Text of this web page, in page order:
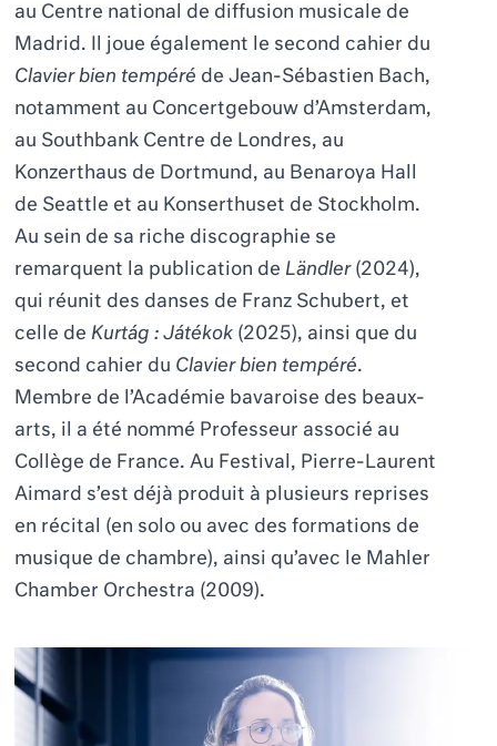
au Centre national de diffusion musicale de
Madrid. Il joue également le second cahier du
Clavier bien tempéré de Jean-Sébastien Bach,
notamment au Concertgebouw d’Amsterdam,
au Southbank Centre de Londres, au
Konzerthaus de Dortmund, au Benaroya Hall
de Seattle et au Konserthuset de Stockholm.
Au sein de sa riche discographie se
remarquent la publication de Ländler(2024),
qui réunit des danses de Franz Schubert, et
celle de Kurtág : Játékok (2025), ainsi que du
second cahier du Clavier bien tempéré.
Membre de l’Académie bavaroise des beaux-
arts, il a été nommé Professeur associé au
Collège de France. Au Festival, Pierre-Laurent
Aimard s’est déjà produit à plusieurs reprises
en récital (en solo ou avec des formations de
musique de chambre), ainsi qu’avec le Mahler
Chamber Orchestra (2009).
CLARA IANNOTTA